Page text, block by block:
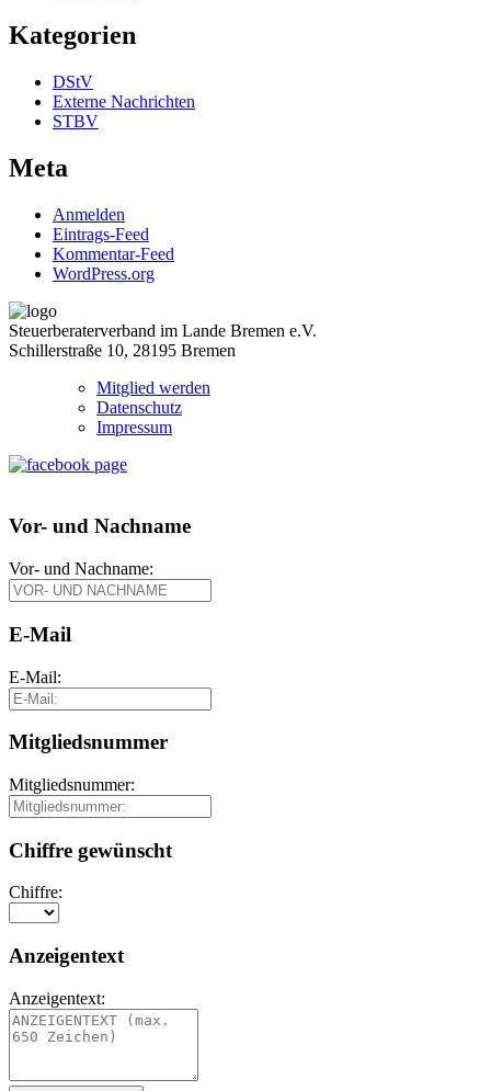
Kategorien
DStV
Externe Nachrichten
STBV
Meta
Anmelden
Eintrags-Feed
Kommentar-Feed
WordPress.org
Steuerberaterverband im Lande Bremen e.V.
Schillerstraße 10, 28195 Bremen
Mitglied werden
Datenschutz
Impressum
Vor- und Nachname
Vor- und Nachname:
E-Mail
E-Mail:
Mitgliedsnummer
Mitgliedsnummer:
Chiffre gewünscht
Chiffre:
Anzeigentext
Anzeigentext: